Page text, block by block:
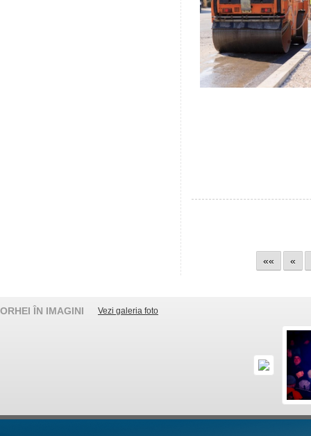
«« «
ORHEI ÎN IMAGINI Vezi galeria foto